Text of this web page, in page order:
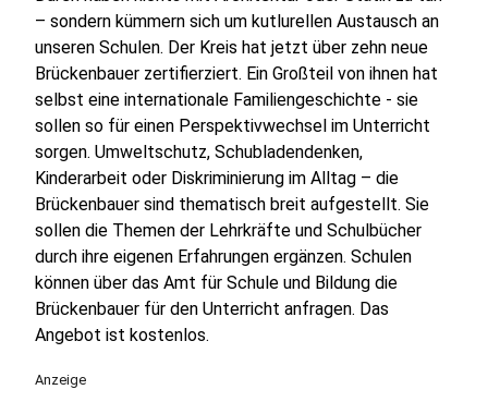
– sondern kümmern sich um kutlurellen Austausch an
unseren Schulen. Der Kreis hat jetzt über zehn neue
Brückenbauer zertifierziert. Ein Großteil von ihnen hat
selbst eine internationale Familiengeschichte - sie
sollen so für einen Perspektivwechsel im Unterricht
sorgen. Umweltschutz, Schubladendenken,
Kinderarbeit oder Diskriminierung im Alltag – die
Brückenbauer sind thematisch breit aufgestellt. Sie
sollen die Themen der Lehrkräfte und Schulbücher
durch ihre eigenen Erfahrungen ergänzen. Schulen
können über das Amt für Schule und Bildung die
Brückenbauer für den Unterricht anfragen. Das
Angebot ist kostenlos.
Anzeige